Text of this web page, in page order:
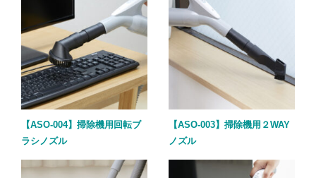
【ASO-004】掃除機用回転ブ
ラシノズル
【ASO-003】掃除機用２WAY
ノズル